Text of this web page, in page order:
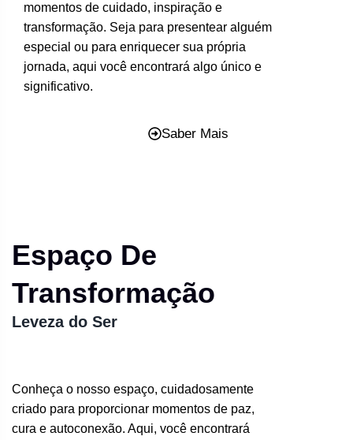
momentos de cuidado, inspiração e
transformação. Seja para presentear alguém
especial ou para enriquecer sua própria
jornada, aqui você encontrará algo único e
significativo.
Saber Mais
Espaço De
Transformação
Leveza do Ser
Conheça o nosso espaço, cuidadosamente
criado para proporcionar momentos de paz,
cura e autoconexão. Aqui, você encontrará